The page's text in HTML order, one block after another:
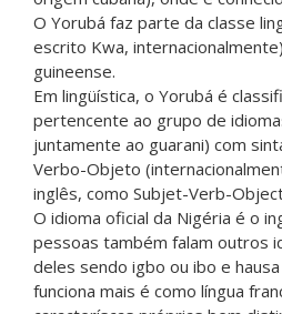
O Yorubá faz parte da classe
escrito Kwa,
guineense.
Em lingüística, o Yorubá é
pertencente ao grupo de
juntamente ao guarani) com
Verbo-Objeto
inglês, como Subjet-Verb-
O idioma oficial da Nigéria é o
pessoas também falam outros
deles sendo igbo ou ibo e hausa
funciona mais é como língua